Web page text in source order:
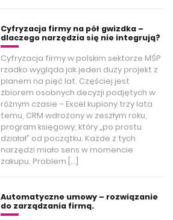
Cyfryzacja firmy na pół gwizdka –
dlaczego narzędzia się nie integrują?
Cyfryzacja firmy w polskim sektorze MŚP
rzadko wygląda jak jeden duży projekt z
planem na pięć lat. Częściej jest
zbiorem osobnych decyzji podjętych w
różnym czasie – Excel kupiony trzy lata
temu, CRM wdrożony w zeszłym roku,
program księgowy, który „po prostu
działał” od początku. Każde z tych
narzędzi miało sens w momencie
zakupu. Problem […]
Automatyczne umowy – rozwiązanie
do zarządzania firmą.